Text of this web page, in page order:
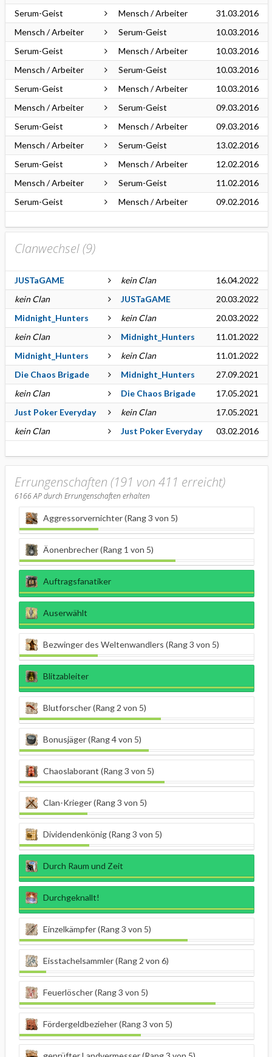
Serum-Geist
Mensch / Arbeiter
31.03.2016
Mensch / Arbeiter
Serum-Geist
10.03.2016
Serum-Geist
Mensch / Arbeiter
10.03.2016
Mensch / Arbeiter
Serum-Geist
10.03.2016
Serum-Geist
Mensch / Arbeiter
10.03.2016
Mensch / Arbeiter
Serum-Geist
09.03.2016
Serum-Geist
Mensch / Arbeiter
09.03.2016
Mensch / Arbeiter
Serum-Geist
13.02.2016
Serum-Geist
Mensch / Arbeiter
12.02.2016
Mensch / Arbeiter
Serum-Geist
11.02.2016
Serum-Geist
Mensch / Arbeiter 09.02.2016
Clanwechsel (9)
JUSTaGAME kein Clan
16.04.2022
kein Clan
JUSTaGAME
20.03.2022
Midnight_Hunters
kein Clan
20.03.2022
kein Clan
Midnight_Hunters
11.01.2022
Midnight_Hunters
kein Clan
11.01.2022
Die Chaos Brigade
Midnight_Hunters
27.09.2021
kein Clan
Die Chaos Brigade
17.05.2021
Just Poker Everyday
kein Clan
17.05.2021
kein Clan
Just Poker Everyday 03.02.2016
Errungenschaften (191 von 411 erreicht)
6166AP durch Errungenschaften erhalten
Aggressorvernichter (Rang 3 von 5)
Äonenbrecher (Rang 1 von 5)
Auftragsfanatiker
Auserwählt
Bezwinger des Weltenwandlers (Rang 3 von 5)
Blitzableiter
Blutforscher (Rang 2 von 5)
Bonusjäger (Rang 4 von 5)
Chaoslaborant (Rang 3 von 5)
Clan-Krieger (Rang 3 von 5)
Dividendenkönig (Rang 3 von 5)
Durch Raum und Zeit
Durchgeknallt!
Einzelkämpfer (Rang 3 von 5)
Eisstachelsammler (Rang 2 von 6)
Feuerlöscher (Rang 3 von 5)
Fördergeldbezieher (Rang 3 von 5)